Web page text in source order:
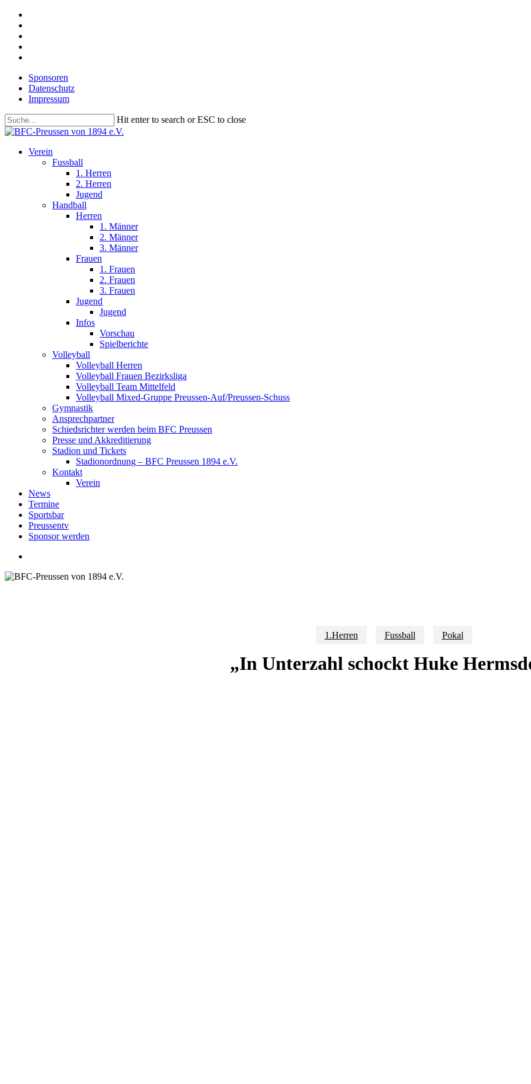
Skip
main
content
Sponsoren
Datenschutz
Impressum
Hit enter to search or ESC to close
Close
search
Menu
Verein
Fussball
1. Herren
2. Herren
Jugend
Handball
Herren
1. Männer
2. Männer
3. Männer
Frauen
1. Frauen
2. Frauen
3. Frauen
Jugend
Jugend
Infos
Vorschau
Spielberichte
Volleyball
Volleyball Herren
Volleyball Frauen Bezirksliga
Volleyball Team Mittelfeld
Volleyball Mixed-Gruppe Preussen-Auf/Preussen-Schuss
Gymnastik
Ansprechpartner
Schiedsrichter werden beim BFC Preussen
Presse und Akkreditierung
Stadion und Tickets
Stadionordnung – BFC Preussen 1894 e.V.
Kontakt
Verein
News
Termine
Sportsbar
Preussentv
Sponsor werden
1.Herren Fussball Pokal
„In Unterzahl schockt Huke